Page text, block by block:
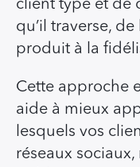
client type et de
qu’il traverse,
produit à la
Cette approche
aide à mieux
lesquels vos
réseaux